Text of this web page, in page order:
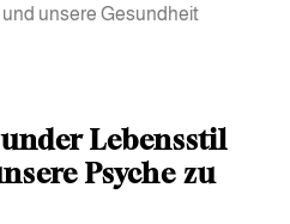
unsere Gesundheit
Lebensstil
Psyche zu